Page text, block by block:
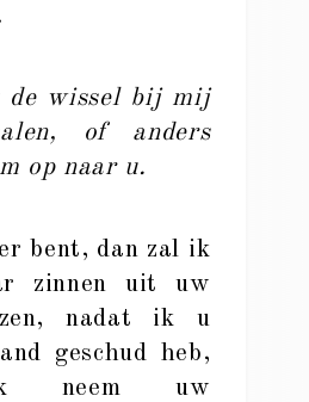
de wissel bij mij
of anders
op naar u.
bent, dan zal ik
zinnen uit uw
nadat ik u
geschud heb,
neem uw